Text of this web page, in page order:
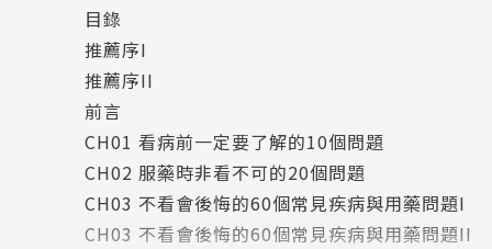
目錄
推薦序I
推薦序II
前言
CH01 看病前一定要了解的10個問題
CH02 服藥時非看不可的20個問題
CH03 不看會後悔的60個常見疾病與用藥問題I
CH03 不看會後悔的60個常見疾病與用藥問題II